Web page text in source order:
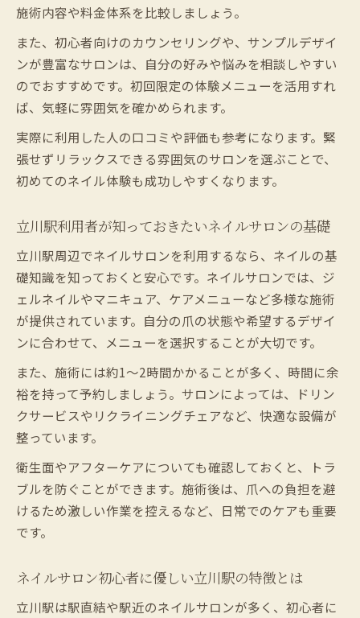
施術内容や料金体系を比較しましょう。
また、初心者向けのカウンセリングや、サンプルデザイ
ンが豊富なサロンは、自分の好みや悩みを相談しやすい
のでおすすめです。初回限定の体験メニューを活用すれ
ば、気軽に雰囲気を確かめられます。
実際に利用した人の口コミや評価も参考になります。緊
張せずリラックスできる雰囲気のサロンを選ぶことで、
初めてのネイル体験も成功しやすくなります。
立川駅利用者が知っておきたいネイルサロンの基礎
立川駅周辺でネイルサロンを利用するなら、ネイルの基
礎知識を知っておくと安心です。ネイルサロンでは、ジ
ェルネイルやマニキュア、ケアメニューなど多様な施術
が提供されています。自分の爪の状態や希望するデザイ
ンに合わせて、メニューを選択することが大切です。
また、施術には約1〜2時間かかることが多く、時間に余
裕を持って予約しましょう。サロンによっては、ドリン
クサービスやリクライニングチェアなど、快適な設備が
整っています。
衛生面やアフターケアについても確認しておくと、トラ
ブルを防ぐことができます。施術後は、爪への負担を避
けるため激しい作業を控えるなど、日常でのケアも重要
です。
ネイルサロン初心者に優しい立川駅の特徴とは
立川駅は駅直結や駅近のネイルサロンが多く、初心者に